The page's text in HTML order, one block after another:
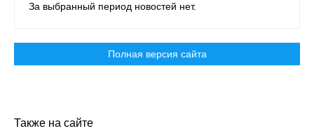
За выбранный период новостей нет.
Полная версия сайта
Также на сайте